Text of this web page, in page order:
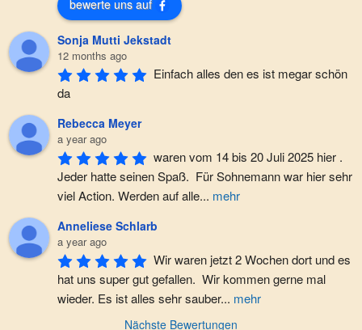
bewerte uns auf
Sonja Mutti Jekstadt
12 months ago
Einfach alles den es ist megar schön
da
Rebecca Meyer
a year ago
waren vom 14 bis 20 Juli 2025 hier .
Jeder hatte seinen Spaß.  Für Sohnemann war hier sehr
viel Action. Werden auf alle... mehr
Anneliese Schlarb
a year ago
Wir waren jetzt 2 Wochen dort und es
hat uns super gut gefallen.  Wir kommen gerne mal
wieder. Es ist alles sehr sauber... mehr
Nächste Bewertungen